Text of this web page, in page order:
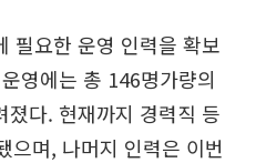
필요한 운영 인력을 확보
영에는 총 146명가량의
졌다. 현재까지 경력직 등
으며, 나머지 인력은 이번